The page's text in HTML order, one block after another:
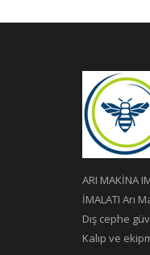
ARI MAKİNA
İMALATI Arı
Dış cephe
Kalıp ve